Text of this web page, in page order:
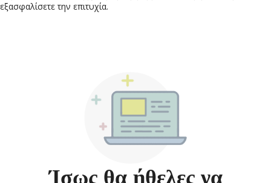
εξασφαλίσετε την επιτυχία.